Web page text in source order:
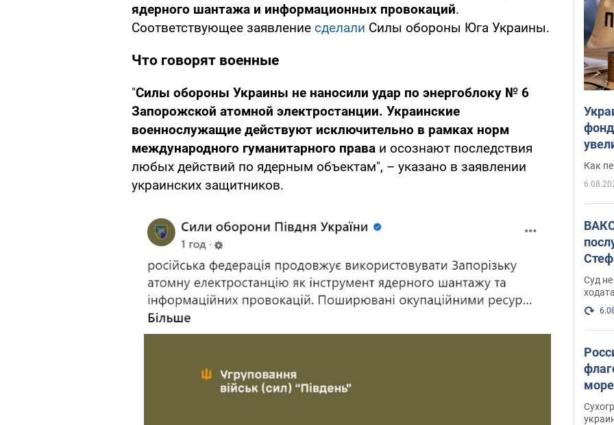
ядерного шантажа и информационных провокаций.
Соответствующее заявление сделали Силы обороны Юга Украины.
Что говорят военные
"Силы обороны Украины не наносили удар по энергоблоку № 6
Запорожской атомной электростанции. Украинские
военнослужащие действуют исключительно в рамках норм
международного гуманитарного права и осознают последствия
любых действий по ядерным объектам", – указано в заявлении
украинских защитников.
не
Как
деле
Суд